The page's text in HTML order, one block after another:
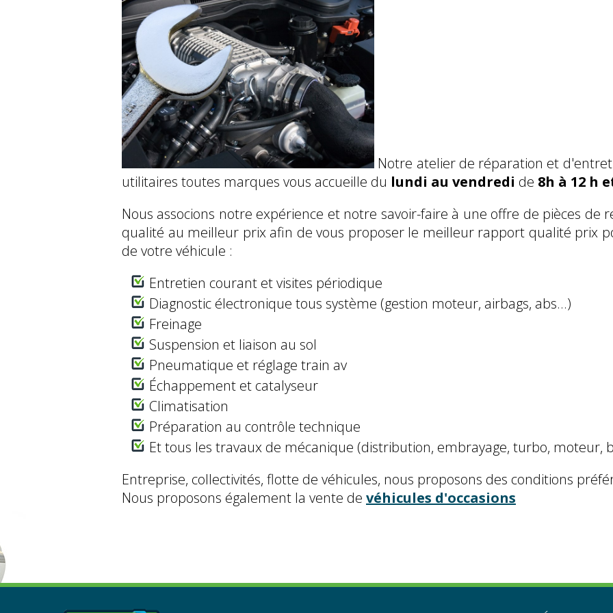
Notre atelier de réparation et
utilitaires toutes marques vous accueille du lundi au vendredi de 8h à 12 h
Nous associons notre expérience et notre savoir-faire à une offre de pièces de
qualité au meilleur prix afin de vous proposer le meilleur rapport qualité prix
de votre véhicule :
Entretien courant et visites périodique
Diagnostic électronique tous système (gestion moteur, airbags, abs...)
Freinage
Suspension et liaison au sol
Pneumatique et réglage train av
Échappement et catalyseur
Climatisation
Préparation au contrôle technique
Et tous les travaux de mécanique (distribution, embrayage, turbo, moteur,
Entreprise, collectivités, flotte de véhicules, nous proposons des conditions
Nous proposons également la vente de véhicules d'occasions